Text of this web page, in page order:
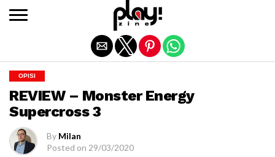
OPISI
REVIEW – Monster Energy
Supercross 3
By Milan
Posted on 29/03/2020
Exit mobile version